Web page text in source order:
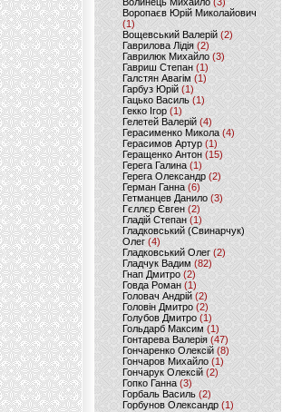
Воропаєв Юрій Миколайович
(1)
Вощевський Валерій(2)
Гаврилова Лідія (2)
Гаврилюк Михайло (3)
Гавриш Степан (1)
Галстян Авагім (1)
Гарбуз Юрій (1)
Гацько Василь (1)
Гекко Ігор(1)
Гелетей Валерій (4)
Герасименко Микола (4)
Герасимов Артур (1)
Геращенко Антон(15)
Герега Галина (1)
Герега Олександр (2)
Герман Ганна (6)
Гетманцев Данило (3)
Гєллєр Євген (2)
Гладій Степан(1)
Гладковський (Свинарчук)
Олег (4)
Гладковський Олег (2)
Гладчук Вадим (82)
Гнап Дмитро (2)
Говда Роман(1)
Головач Андрій (2)
Головін Дмитро (2)
Голубов Дмитро (1)
Гольдарб Максим(1)
Гонтарева Валерія (47)
Гончаренко Олексій(8)
Гончаров Михайло (1)
Гончарук Олексій (2)
Гопко Ганна (3)
Горбаль Василь (2)
Горбунов Олександр (1)